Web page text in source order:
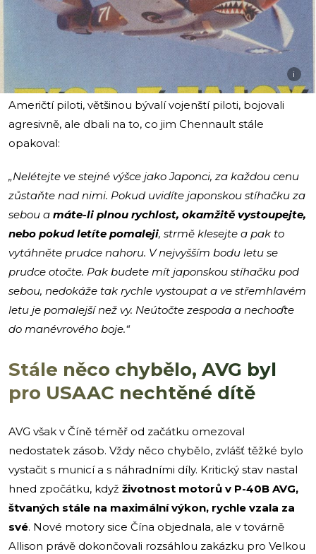
i
Američtí piloti, většinou bývalí vojenští piloti, bojovali
agresivně, ale dbali na to, co jim Chennault stále
opakoval:
„Nelétejte ve stejné výšce jako Japonci, za každou cenu
zůstaňte nad nimi. Pokud uvidíte japonskou stíhačku za
sebou a máte-li plnou rychlost, okamžitě vystoupejte,
nebo pokud letíte pomaleji, strmě klesejte a pak to
vytáhněte prudce nahoru. V nejvyšším bodu letu se
prudce otočte. Pak budete mít japonskou stíhačku pod
sebou, nedokáže tak rychle vystoupat a ve střemhlavém
letu je pomalejší než vy. Neútočte zespoda a nechoďte
do manévrového boje.“
Stále něco chybělo, AVG byl
pro USAAC nechtěné dítě
AVG však v Číně téměř od začátku omezoval
nedostatek zásob. Vždy něco chybělo, zvlášť těžké bylo
vystačit s municí a s náhradními díly. Kritický stav nastal
hned zpočátku, když životnost motorů v P-40B AVG,
štvaných stále na maximální výkon, rychle vzala za
své. Nové motory sice Čína objednala, ale v továrně
Allison právě dokončovali rozsáhlou zakázku pro Velkou